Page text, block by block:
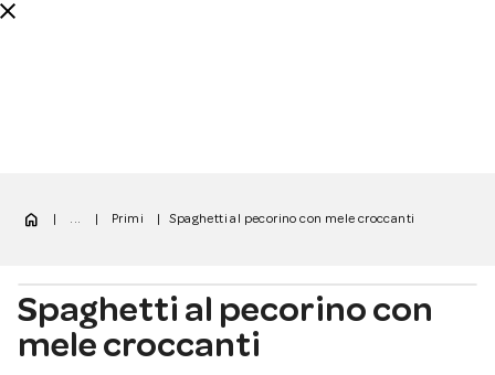
home | ... | Primi | Spaghetti al pecorino con mele croccanti
Spaghetti al pecorino con
mele croccanti